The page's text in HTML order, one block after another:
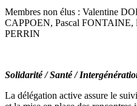
Membres non élus : Valentine
CAPPOEN, Pascal
PERRIN
Solidarité / Santé /
La délégation active assure le